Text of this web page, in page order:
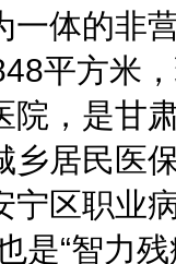
一体的非
平方米
院，是甘
乡居民医
宁区职业
是“智力